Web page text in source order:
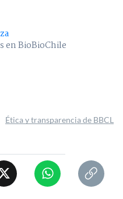
en BioBioChile
Ética y transparencia de BBCL